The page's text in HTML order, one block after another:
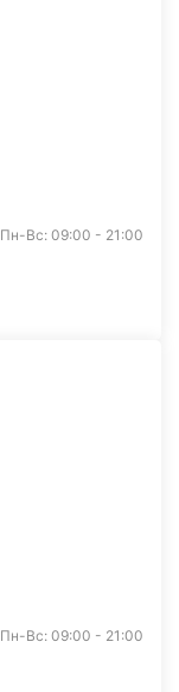
Пн-Вс: 09:00 - 21:00
Пн-Вс: 09:00 - 21:00